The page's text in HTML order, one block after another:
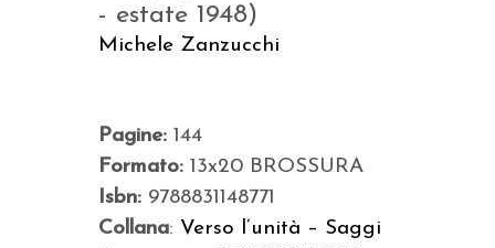
- estate 1948)
Michele Zanzucchi
Pagine: 144
Formato: 13x20 BROSSURA
Isbn: 9788831148771
Collana: Verso l’unità – Saggi